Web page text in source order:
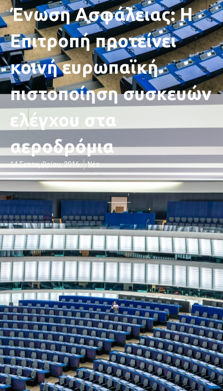
Ένωση Ασφάλειας: Η
Επιτροπή προτείνει
κοινή ευρωπαϊκή
πιστοποίηση συσκευών
ελέγχου στα
αεροδρόμια
14 Σεπτεμβρίου, 2016 Νέα